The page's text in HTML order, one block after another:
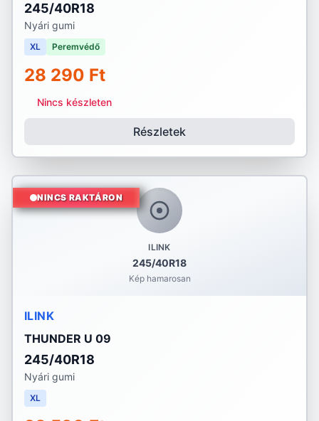
245/40R18
Nyári gumi
XL Peremvédő
28 290 Ft
Nincs készleten
Részletek
ILINK
245/40R18
Kép hamarosan
NINCS RAKTÁRON
ILINK
THUNDER U 09
245/40R18
Nyári gumi
XL